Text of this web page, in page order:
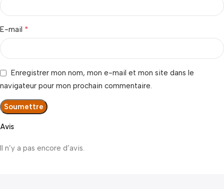
Avis
Il n’y a pas encore d’avis.
E-mail *
Enregistrer mon nom, mon e-mail et mon site dans le
navigateur pour mon prochain commentaire.